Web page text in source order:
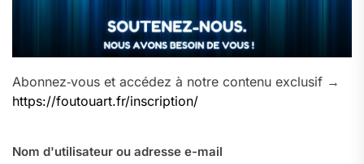
Abonnez‑vous et accédez à notre contenu exclusif →
https://foutouart.fr/inscription/
Nom d'utilisateur ou adresse e-mail